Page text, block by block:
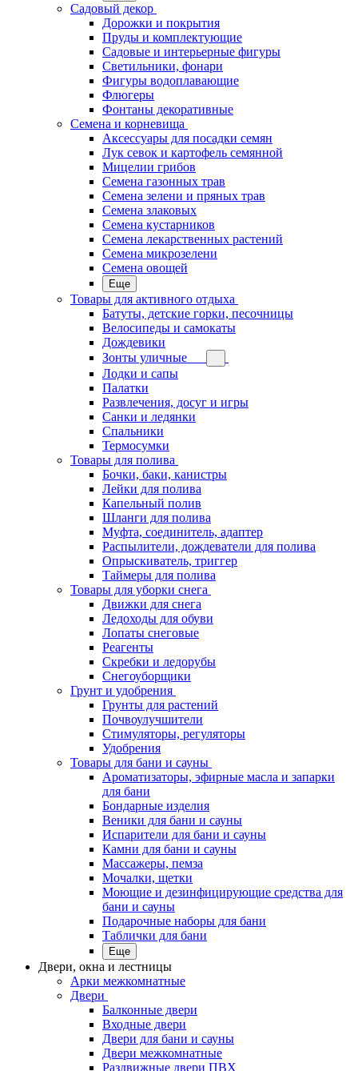
Садовый декор
Дорожки и покрытия
Пруды и комплектующие
Садовые и интерьерные фигуры
Светильники, фонари
Фигуры водоплавающие
Флюгеры
Фонтаны декоративные
Семена и корневища
Аксессуары для посадки семян
Лук севок и картофель семянной
Мицелии грибов
Семена газонных трав
Семена зелени и пряных трав
Семена злаковых
Семена кустарников
Семена лекарственных растений
Семена микрозелени
Семена овощей
Еще
Товары для активного отдыха
Батуты, детские горки, песочницы
Велосипеды и самокаты
Дождевики
Зонты уличные
Лодки и сапы
Палатки
Развлечения, досуг и игры
Санки и ледянки
Спальники
Термосумки
Товары для полива
Бочки, баки, канистры
Лейки для полива
Капельный полив
Шланги для полива
Муфта, соединитель, адаптер
Распылители, дождеватели для полива
Опрыскиватель, триггер
Таймеры для полива
Товары для уборки снега
Движки для снега
Ледоходы для обуви
Лопаты снеговые
Реагенты
Скребки и ледорубы
Снегоуборщики
Грунт и удобрения
Грунты для растений
Почвоулучшители
Стимуляторы, регуляторы
Удобрения
Товары для бани и сауны
Ароматизаторы, эфирные масла и запарки
для бани
Бондарные изделия
Веники для бани и сауны
Испарители для бани и сауны
Камни для бани и сауны
Массажеры, пемза
Мочалки, щетки
Моющие и дезинфицирующие средства для
бани и сауны
Подарочные наборы для бани
Таблички для бани
Еще
Двери, окна и лестницы
Арки межкомнатные
Двери
Балконные двери
Входные двери
Двери для бани и сауны
Двери межкомнатные
Раздвижные двери ПВХ